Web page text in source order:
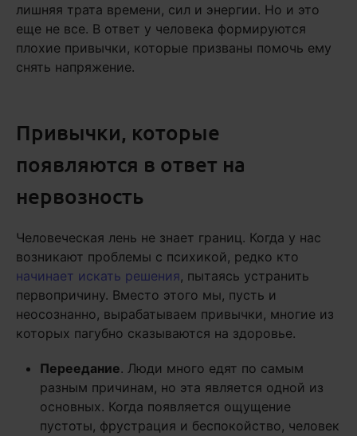
лишняя трата времени, сил и энергии. Но и это
еще не все. В ответ у человека формируются
плохие привычки, которые призваны помочь ему
снять напряжение.
Привычки, которые
появляются в ответ на
нервозность
Человеческая лень не знает границ. Когда у нас
возникают проблемы с психикой, редко кто
начинает искать решения, пытаясь устранить
первопричину. Вместо этого мы, пусть и
неосознанно, вырабатываем привычки, многие из
которых пагубно сказываются на здоровье.
Переедание. Люди много едят по самым
разным причинам, но эта является одной из
основных. Когда появляется ощущение
пустоты, фрустрация и беспокойство, человек